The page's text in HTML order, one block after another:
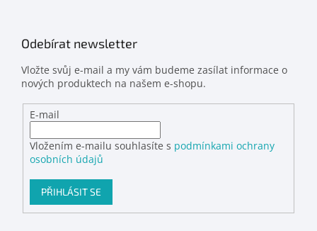
Odebírat newsletter
Vložte svůj e-mail a my vám budeme zasílat informace o
nových produktech na našem e-shopu.
E-mail
Vložením e-mailu souhlasíte s podmínkami ochrany
osobních údajů
PŘIHLÁSIT SE